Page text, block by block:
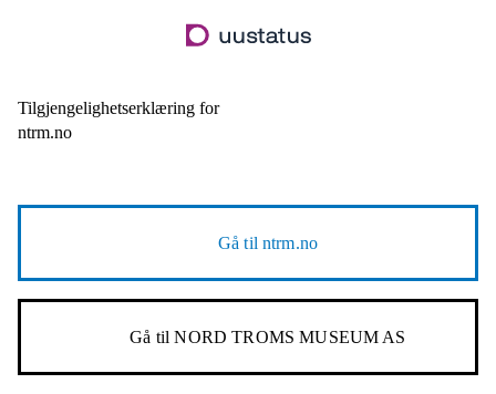
til
Tilgjengelighetserklæring for
ntrm.no
Gå til ntrm.no
Gå tilNORD TROMS MUSEUM AS